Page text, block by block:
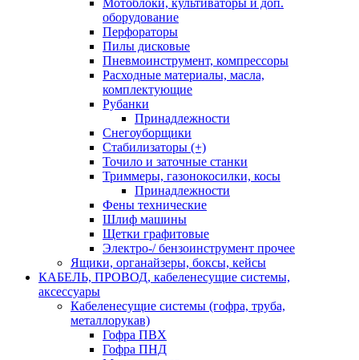
Мотоблоки, культиваторы и доп.
оборудование
Перфораторы
Пилы дисковые
Пневмоинструмент, компрессоры
Расходные материалы, масла,
комплектующие
Рубанки
Принадлежности
Снегоуборщики
Стабилизаторы (+)
Точило и заточные станки
Триммеры, газонокосилки, косы
Принадлежности
Фены технические
Шлиф машины
Щетки графитовые
Электро-/ бензоинструмент прочее
Ящики, органайзеры, боксы, кейсы
КАБЕЛЬ, ПРОВОД, кабеленесущие системы,
аксессуары
Кабеленесущие системы (гофра, труба,
металлорукав)
Гофра ПВХ
Гофра ПНД